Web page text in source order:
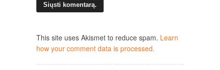
This site uses Akismet to reduce spam. Learn
how your comment data is processed.